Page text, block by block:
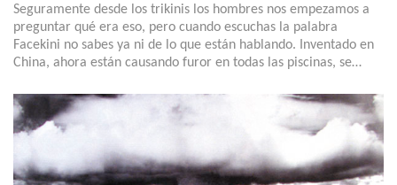
Seguramente desde los trikinis los hombres nos empezamos a
preguntar qué era eso, pero cuando escuchas la palabra
Facekini no sabes ya ni de lo que están hablando. Inventado en
China, ahora están causando furor en todas las piscinas, se…